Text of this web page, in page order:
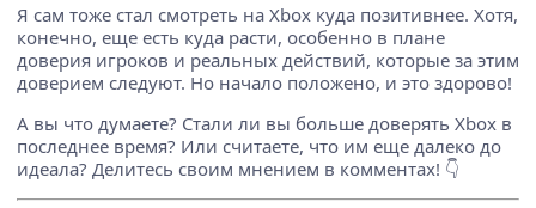
Я сам тоже стал смотреть на Xbox куда позитивнее. Хотя,
конечно, еще есть куда расти, особенно в плане
доверия игроков и реальных действий, которые за этим
доверием следуют. Но начало положено, и это здорово!
А вы что думаете? Стали ли вы больше доверять Xbox в
последнее время? Или считаете, что им еще далеко до
идеала? Делитесь своим мнением в комментах! 👇